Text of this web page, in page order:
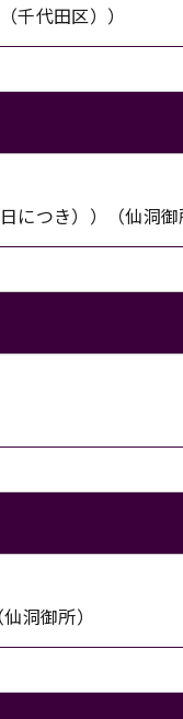
千代田区））
につき））（仙洞
洞御所）